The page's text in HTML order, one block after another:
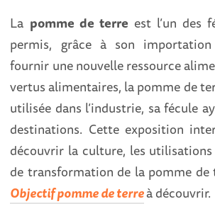
La pomme de terre est l’un des
permis, grâce à son
fournir une nouvelle ressource
vertus alimentaires, la pomme de
utilisée dans l’industrie, sa fécule
destinations. Cette exposition
découvrir la culture, les
de transformation de la pomme
Objectif pomme de terreà découvrir.